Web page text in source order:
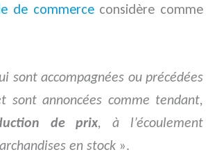
de commerceconsidère comme
sont accompagnées ou précédées
sont annoncées comme tendant,
de prix, à l’écoulement
en stock ».